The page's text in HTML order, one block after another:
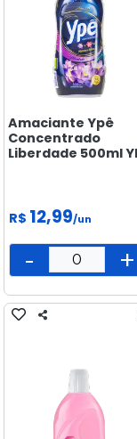
Amaciante Ypê
Concentrado
Liberdade 500ml
R$ 12,99/un
- +